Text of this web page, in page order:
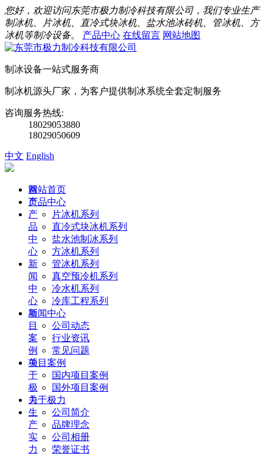
您好，欢迎访问东莞市极力制冷科技有限公司，我们专业生产
制冰机、片冰机、直冷式块冰机、盐水池冰砖机、管冰机、方
冰机等制冷设备。
产品中心 在线留言 网站地图
制冰设备一站式服务商
制冰机源头厂家，为客户提供制冰系统全套定制服务
咨询服务热线:
18029053880
18029050609
中文 English
首
页
产
品
中
心
新
闻
中
心
项
目
案
例
关
于
极
力
生
产
实
力
网站首页
产品中心
片冰机系列
直冷式块冰机系列
盐水池制冰系列
方冰机系列
管冰机系列
真空预冷机系列
冷水机系列
冷库工程系列
新闻中心
公司动态
行业资讯
常见问题
项目案例
国内项目案例
国外项目案例
关于极力
公司简介
品牌理念
公司相册
荣誉证书